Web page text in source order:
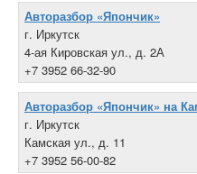
Авторазбор «Япончик»
г. Иркутск
4-ая Кировская ул., д. 2А
+7 3952 66-32-90
Авторазбор «Япончик» на
г. Иркутск
Камская ул., д. 11
+7 3952 56-00-82